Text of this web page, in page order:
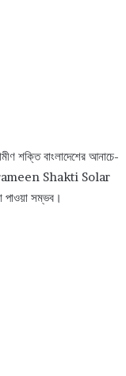
শক্তি বাংলাদেশের আনাচে-
Grameen Shakti Solar
পাওয়া সম্ভব।